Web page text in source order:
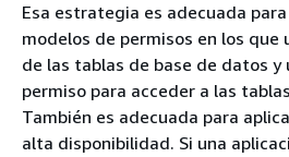
Esa estrategia es adecuada
modelos de permisos en los que
de las tablas de base de datos y
permiso para acceder a las
También es adecuada para
alta disponibilidad. Si una